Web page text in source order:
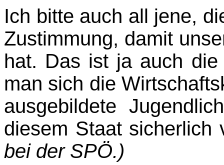
Ich bitte auch all jene,
Zustimmung, damit
hat. Das ist ja auch
man sich die
ausgebildete
diesem Staat
bei der SPÖ.)